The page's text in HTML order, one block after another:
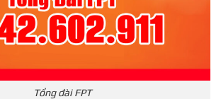
Tổng đài FPT